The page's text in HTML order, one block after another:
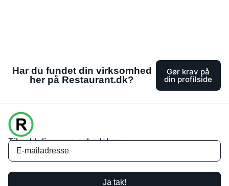
Har du fundet din virksomhed
her på Restaurant.dk?
Gør krav på
din profilside
Tilmeld dig vores nyhedsbrev
Ja tak!